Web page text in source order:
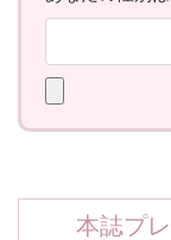
本誌プ